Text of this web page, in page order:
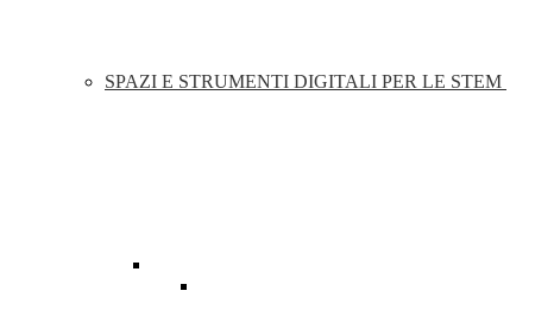
SPAZI E STRUMENTI DIGITALI PER LE STEM